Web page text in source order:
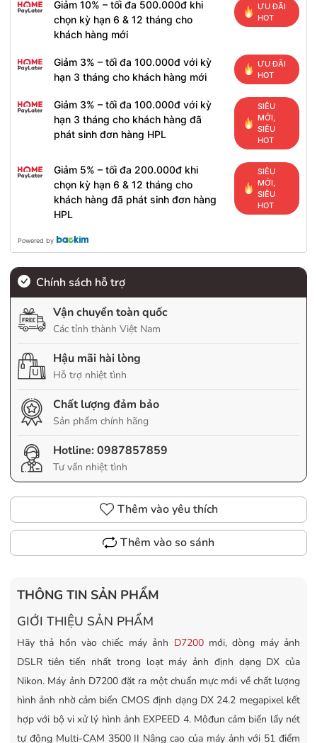
Giảm 10% – tối đa 500.000đ khi
chọn kỳ hạn 6 & 12 tháng cho
khách hàng mới
ƯU ĐÃI
HOT
Giảm 3% – tối đa 100.000đ với kỳ
hạn 3 tháng cho khách hàng mới
ƯU ĐÃI
HOT
Giảm 3% – tối đa 100.000đ với kỳ
hạn 3 tháng cho khách hàng đã
phát sinh đơn hàng HPL
SIÊU
MỚI,
SIÊU
HOT
Giảm 5% – tối đa 200.000đ khi
chọn kỳ hạn 6 & 12 tháng cho
khách hàng đã phát sinh đơn hàng
HPL
SIÊU
MỚI,
SIÊU
HOT
Powered by
Chính sách hỗ trợ
Vận chuyển toàn quốc
Các tỉnh thành Việt Nam
Hậu mãi hài lòng
Hỗ trợ nhiệt tình
Chất lượng đảm bảo
Sản phẩm chính hãng
Hotline:0987857859
Tư vấn nhiệt tình
Thêm vào yêu thích
Thêm vào so sánh
THÔNG TIN SẢN PHẨM
GIỚI THIỆU SẢN PHẨM
Hãy thả hồn vào chiếc máy ảnh D7200mới, dòng máy ảnh
DSLR tiên tiến nhất trong loạt máy ảnh định dạng DX của
Nikon. Máy ảnh D7200 đặt ra một chuẩn mực mới về chất lượng
hình ảnh nhờ cảm biến CMOS định dạng DX 24.2 megapixel kết
hợp với bộ vi xử lý hình ảnh EXPEED 4. Môđun cảm biến lấy nét
tự động Multi-CAM 3500 II Nâng cao của máy ảnh với 51 điểm